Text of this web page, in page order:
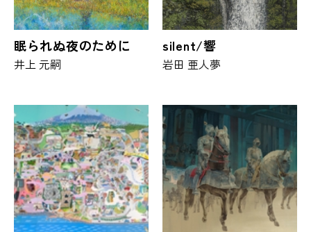
眠られぬ夜のために
井上 元嗣
silent/響
岩田 亜人夢